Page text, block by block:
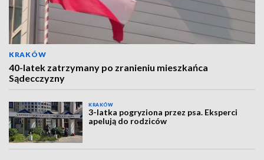
KRAKÓW
40-latek zatrzymany po zranieniu mieszkańca
Sądecczyzny
KRAKÓW
3-latka pogryziona przez psa. Eksperci
apelują do rodziców